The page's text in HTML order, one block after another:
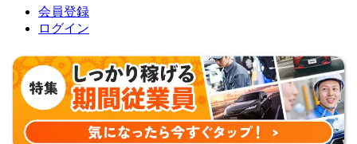
会員登録
ログイン